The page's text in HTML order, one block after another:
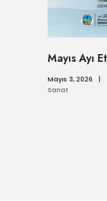
Mayıs Ayı
Mayıs 3, 2026 |
Sanat